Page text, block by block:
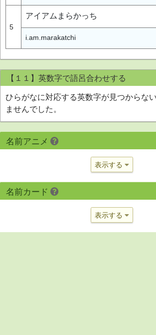
5
アイアムまらかっち
i.am.marakatchi
【１１】英数字で語呂合わせする
ひらがなに対応する英数字が見つからな
ませんでした。
名前アニメ
表示する
名前カード
表示する